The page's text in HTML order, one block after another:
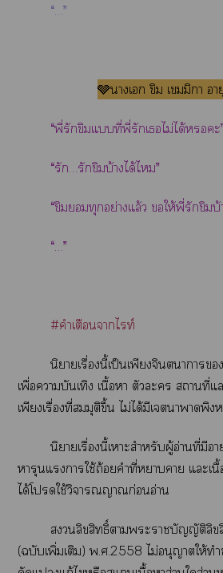
“…”
🩶าเ ขิม เมมิา อ
“พี่รักขิมแที่พี่รักเไม่ได้ะ
“รัก…รักขิมบ้างได้ไ”
“ขิมทุกอย่างแล้ว ให้พี่รักขิมบ้
“…”
#คำเตือนาไท์
นิยายเรื่องนี้เป็นเพียงจินตนาการ
เพื่อาบันเทิง เนื้อา ตัวะ สถานที่แ
เพียงเรื่องที่สมมุติขึ้น ไม่ได้มีเาาพิ
นิยายเรื่องนี้เาะสำหรับผู้อ่านที่มีอ
หารุนแาใช้ถ้อยคำที่าา แะเนื้
ได้โใช้วิจารณญาณก่อนอ่าน
ลิขสิทธิ์าะาบัญญัติลิ
(ฉบับเพิ่มเติม) พ.ศ.2558 ไม่อนุญาตให้ทำ